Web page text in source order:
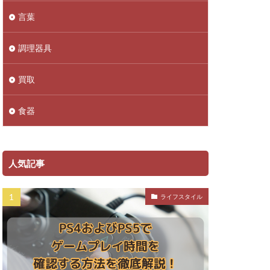
言葉
調理器具
買取
食器
人気記事
ライフスタイル